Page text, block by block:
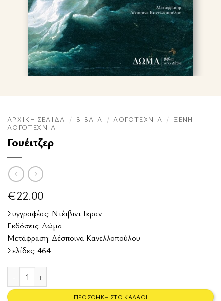
ΑΡΧΙΚΉ ΣΕΛΊΔΑ / ΒΙΒΛΊΑ / ΛΟΓΟΤΕΧΝΊΑ / ΞΈΝΗ
ΛΟΓΟΤΕΧΝΊΑ
Γουέιτζερ
€22.00
Συγγραφέας: Ντέιβιντ Γκραν
Εκδόσεις: Δώμα
Μετάφραση: Δέσποινα Κανελλοπούλου
Σελίδες: 464
Γουέιτζερ ποσότητα
ΠΡΟΣΘΉΚΗ ΣΤΟ ΚΑΛΆΘΙ